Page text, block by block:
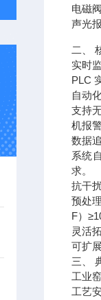
电磁
声光
二、
实时
PLC
自动
支持
机报
数据
系统
求。
抗干
预处
F）
灵活
可扩
三、
工业
工艺